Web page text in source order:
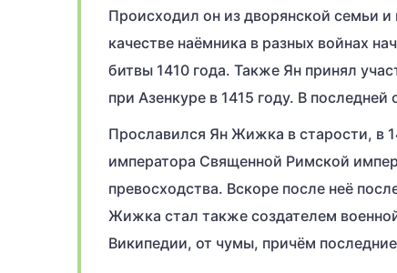
Происходил он из дворянской семьи
качестве наёмника в разных войнах
битвы 1410 года. Также Ян принял
при Азенкуре в 1415 году. В
Прославился Ян Жижка в старости, в
императора Священной Римской
превосходства. Вскоре после неё
Жижка стал также создателем
Википедии, от чумы, причём